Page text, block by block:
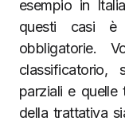
esempio in
questi casi è
obbligatorie.
classificatorio,
parziali e
della trattativa